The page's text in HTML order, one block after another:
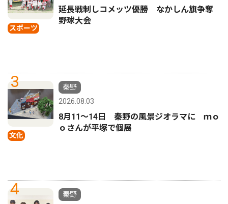
スポーツ
延長戦制しコメッツ優勝 なかしん旗争奪
野球大会
3
文化
秦野
2026.08.03
8月11〜14日 秦野の風景ジオラマに ｍｏ
ｏさんが平塚で個展
4
秦野